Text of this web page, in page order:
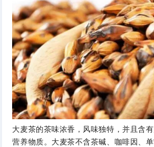
大麦茶的茶味浓香，风味独特，并且含
营养物质。大麦茶不含茶碱、咖啡因、